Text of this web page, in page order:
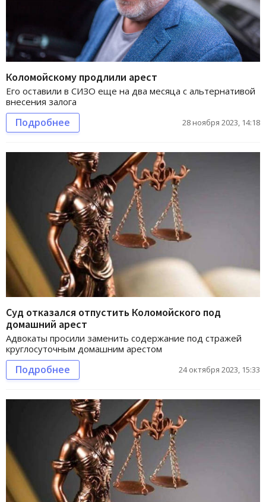
Коломойскому продлили арест
Его оставили в СИЗО еще на два месяца с альтернативой
внесения залога
Подробнее 28 ноября 2023, 14:18
Суд отказался отпустить Коломойского под
домашний арест
Адвокаты просили заменить содержание под стражей
круглосуточным домашним арестом
Подробнее 24 октября 2023, 15:33